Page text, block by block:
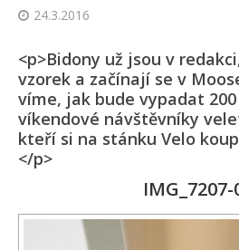
24.3.2016
<p>Bidony už jsou v
vzorek a začínají se v
víme, jak bude vypadat
víkendové návštěvníky
kteří si na stánku Velo
</p>
IMG_7207-